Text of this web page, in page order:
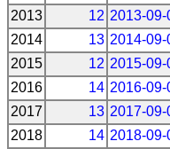
2013
12 2013-09-
2014
13 2014-09-
2015
12 2015-09-
2016
14 2016-09-
2017
13 2017-09-
2018
14 2018-09-